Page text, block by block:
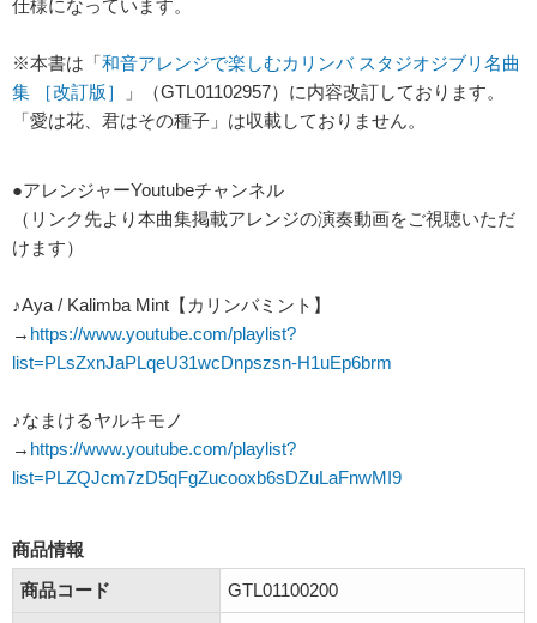
仕様になっています。
※本書は「和音アレンジで楽しむカリンバ スタジオジブリ名曲
集 ［改訂版］
」（GTL01102957）に内容改訂しております。
「愛は花、君はその種子」は収載しておりません。
●アレンジャーYoutubeチャンネル
（リンク先より本曲集掲載アレンジの演奏動画をご視聴いただ
けます）
♪Aya / Kalimba Mint【カリンバミント】
→ https://www.youtube.com/playlist?
list=PLsZxnJaPLqeU31wcDnpszsn-H1uEp6brm
♪なまけるヤルキモノ
→ https://www.youtube.com/playlist?
list=PLZQJcm7zD5qFgZucooxb6sDZuLaFnwMI9
商品情報
商品コード
GTL01100200